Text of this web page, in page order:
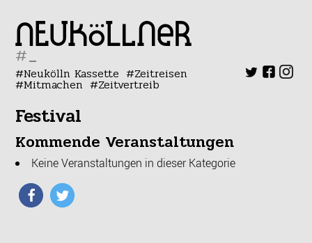
#
Neukölln Kassette Zeitreisen
Mitmachen Zeitvertreib
Festival
Kommende Veranstaltungen
Keine Veranstaltungen in dieser Kategorie